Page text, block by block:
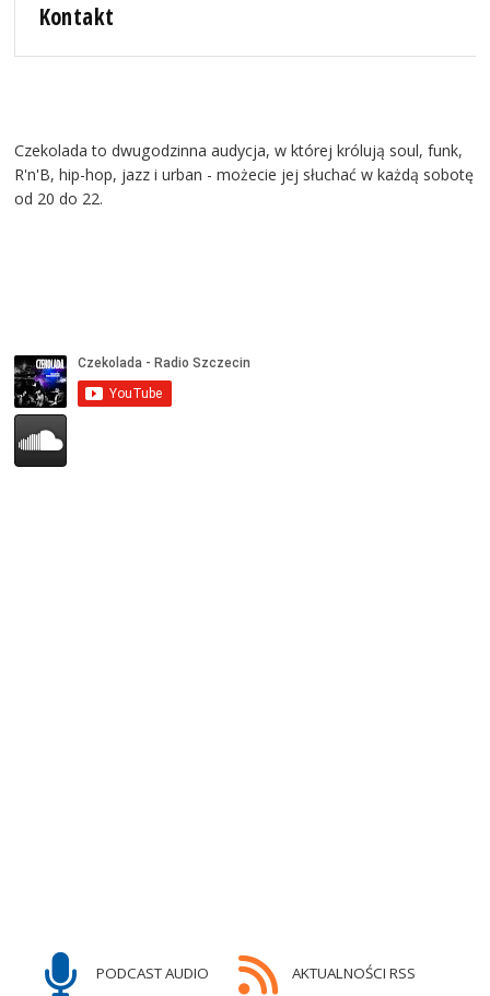
Kontakt
Czekolada to dwugodzinna audycja, w której królują soul, funk,
R'n'B, hip-hop, jazz i urban - możecie jej słuchać w każdą sobotę
od 20 do 22.
PODCAST AUDIO AKTUALNOŚCI RSS